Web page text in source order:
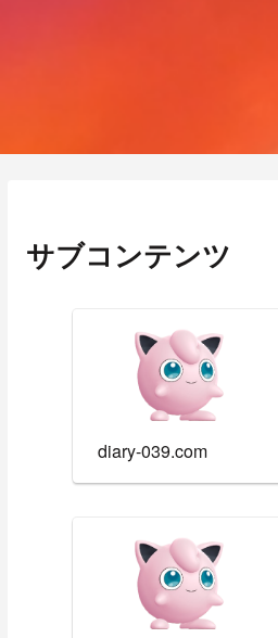
サブコンテンツ
diary-039.com